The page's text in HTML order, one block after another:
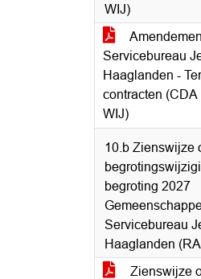
WIJ)
Servicebureau
Haaglanden -
contracten
WIJ)
10.b Zienswijze
begroting 2027
Servicebureau
Haaglanden
Zienswijze